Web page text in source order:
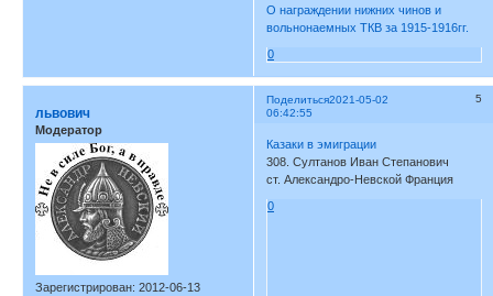
О награждении нижних чинов и
вольнонаемных ТКВ за 1915-1916гг.
0
Поделиться 5
2021-05-02
06:42:55
львович
Модератор
Зарегистрирован: 2012-06-13
Казаки в эмиграции
308. Султанов Иван Степанович
ст. Александро-Невской Франция
0